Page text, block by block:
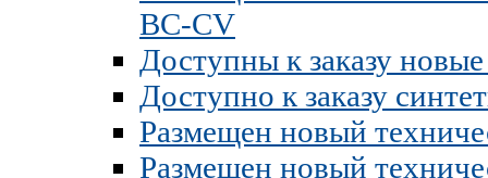
BC-CV
Доступны к заказу
Доступно к заказу
Размещен новый
Размещен новый